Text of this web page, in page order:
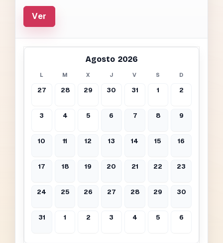
Ver
Agosto 2026
L M X J V S D
27 28 29 30 31 1 2
3 4 5 6 7 8 9
10 11 12 13 14 15 16
17 18 19 20 21 22 23
24 25 26 27 28 29 30
31 1 2 3 4 5 6